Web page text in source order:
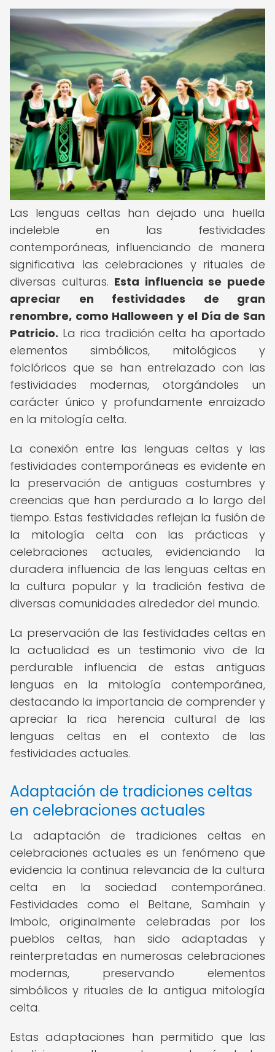
Las lenguas celtas han dejado una huella
indeleble en las festividades
contemporáneas, influenciando de manera
significativa las celebraciones y rituales de
diversas culturas. Esta influencia se puede
apreciar en festividades de gran
renombre, como Halloween y el Día de San
Patricio. La rica tradición celta ha aportado
elementos simbólicos, mitológicos y
folclóricos que se han entrelazado con las
festividades modernas, otorgándoles un
carácter único y profundamente enraizado
en la mitología celta.
La conexión entre las lenguas celtas y las
festividades contemporáneas es evidente en
la preservación de antiguas costumbres y
creencias que han perdurado a lo largo del
tiempo. Estas festividades reflejan la fusión de
la mitología celta con las prácticas y
celebraciones actuales, evidenciando la
duradera influencia de las lenguas celtas en
la cultura popular y la tradición festiva de
diversas comunidades alrededor del mundo.
La preservación de las festividades celtas en
la actualidad es un testimonio vivo de la
perdurable influencia de estas antiguas
lenguas en la mitología contemporánea,
destacando la importancia de comprender y
apreciar la rica herencia cultural de las
lenguas celtas en el contexto de las
festividades actuales.
Adaptación de tradiciones celtas
en celebraciones actuales
La adaptación de tradiciones celtas en
celebraciones actuales es un fenómeno que
evidencia la continua relevancia de la cultura
celta en la sociedad contemporánea.
Festividades como el Beltane, Samhain y
Imbolc, originalmente celebradas por los
pueblos celtas, han sido adaptadas y
reinterpretadas en numerosas celebraciones
modernas, preservando elementos
simbólicos y rituales de la antigua mitología
celta.
Estas adaptaciones han permitido que las